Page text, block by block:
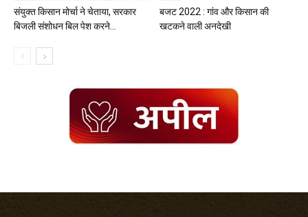
संयुक्त किसान मोर्चा ने चेताया, सरकार
बिजली संशोधन बिल पेश करने...
बजट 2022 : गांव और किसान की
खटकने वाली अनदेखी